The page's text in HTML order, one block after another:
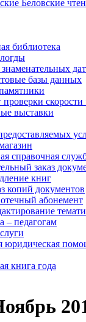
Беловские
библиотека
дат
базы данных
проверки скорости
выставки
справочная
заказ
книг
копий документов
абонемент
– педагогам
юридическая
книга года